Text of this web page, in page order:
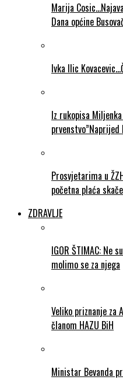
Marija
Dana općine
Ivka Ilic
Iz rukopisa
Prosvjetarima u
početna plaća
ZDRAVLJE
IGOR ŠTIMAC: Ne
molimo se za njega
Veliko priznanje za
članom HAZU BiH
Ministar Bevanda